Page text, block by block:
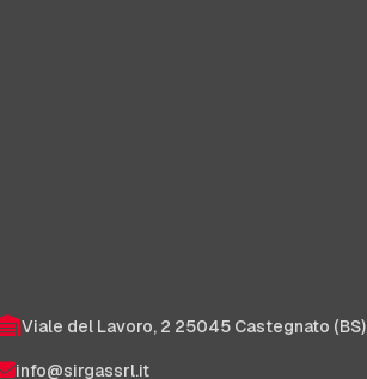
Viale del Lavoro, 2 25045 Castegnato (BS)
info@sirgassrl.it